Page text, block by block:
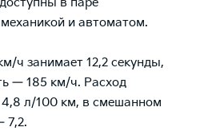
и автоматом.
ч занимает 12,2 секунды,
— 185 км/ч. Расход
л/100 км, в смешанном
7,2.